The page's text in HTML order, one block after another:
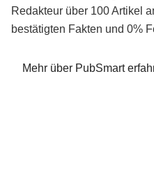
Redakteur über 100 Artikel
bestätigten Fakten und 0%
Mehr über PubSmart